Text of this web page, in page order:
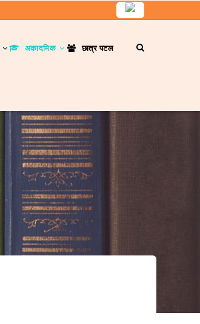
अकादमिक छात्र पटल